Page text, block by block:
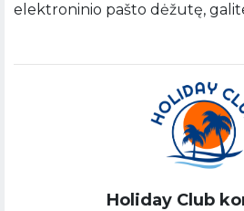
elektroninio pašto dėžutę,
Holiday Club